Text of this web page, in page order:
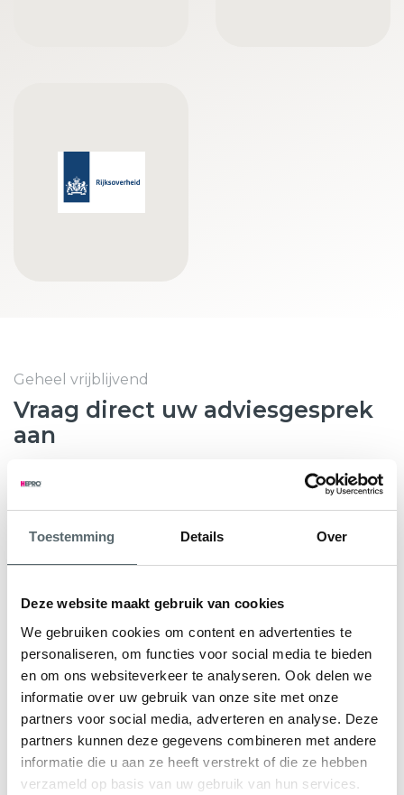
Toestemming Details Over
Deze website maakt gebruik van cookies
We gebruiken cookies om content en advertenties te
personaliseren, om functies voor social media te bieden
en om ons websiteverkeer te analyseren. Ook delen we
informatie over uw gebruik van onze site met onze
partners voor social media, adverteren en analyse. Deze
partners kunnen deze gegevens combineren met andere
informatie die u aan ze heeft verstrekt of die ze hebben
verzameld op basis van uw gebruik van hun services.
Geheel vrijblijvend
Vraag direct uw adviesgesprek
aan
Wilt u weten hoeveel subsidie u kunt krijgen voor nieuwe
kunststof kozijnen, HR++ glas of andere
verduurzamingsmaatregelen? Hepro helpt u graag verder.
onze specialisten samen met u de mogelijkheden voor uw
woning. We geven direct inzicht in de subsidieregeling Nij
Begun en eventuele aanvullende regelingen.
U ontvangt een persoonlijk advies en een heldere offerte
op maat, zodat u precies weet waar u aan toe bent.